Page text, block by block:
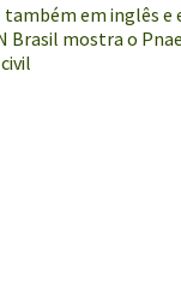
também em inglês e
Brasil mostra o